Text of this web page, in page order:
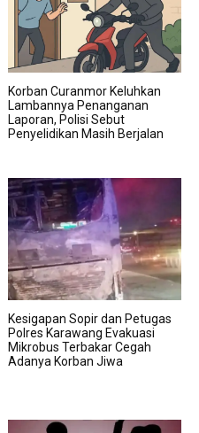
Korban Curanmor Keluhkan
Lambannya Penanganan
Laporan, Polisi Sebut
Penyelidikan Masih Berjalan
Kesigapan Sopir dan Petugas
Polres Karawang Evakuasi
Mikrobus Terbakar Cegah
Adanya Korban Jiwa